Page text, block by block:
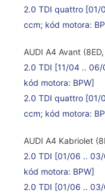
2.0 TDI quattro [01/
ccm; kód motora:
AUDI A4 Avant
2.0 TDI [11/04 .. 06/
kód motora: BPW]
2.0 TDI quattro [01/
ccm; kód motora:
AUDI A4 Kabriolet
2.0 TDI [01/06 .. 03/
kód motora: BPW]
2.0 TDI [01/06 .. 03/